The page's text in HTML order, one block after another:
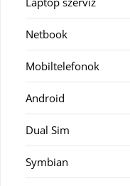
Netbook
Mobiltelefonok
Android
Dual Sim
Symbian